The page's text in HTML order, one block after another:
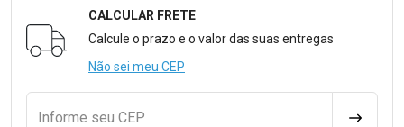
Formulário para Calcular o Frete
CALCULAR FRETE
Calcule o prazo e o valor das suas entregas
Não sei meu CEP
Informe seu CEP